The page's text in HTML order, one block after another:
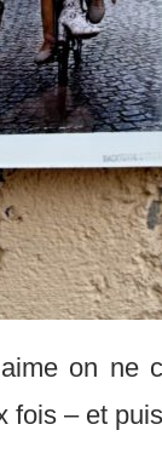
on ne
fois – et puis